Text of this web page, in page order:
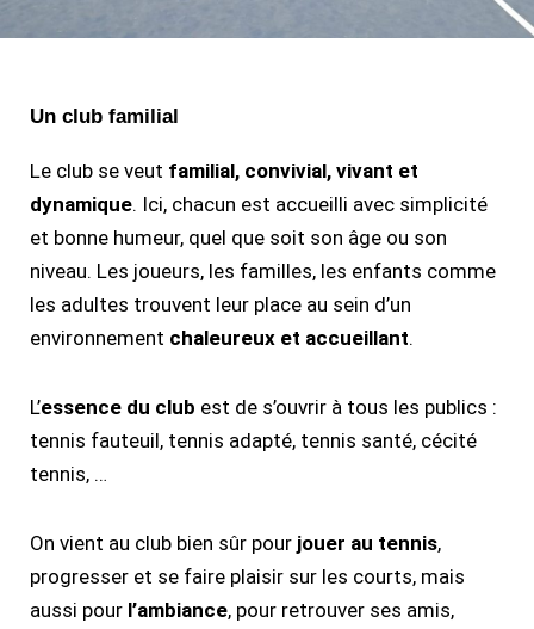
Un club familial
Le club se veut familial, convivial, vivant et
dynamique. Ici, chacun est accueilli avec simplicité
et bonne humeur, quel que soit son âge ou son
niveau. Les joueurs, les familles, les enfants comme
les adultes trouvent leur place au sein d’un
environnement chaleureux et accueillant.
L’essence du club est de s’ouvrir à tous les publics :
tennis fauteuil, tennis adapté, tennis santé, cécité
tennis, …
On vient au club bien sûr pour jouer au tennis,
progresser et se faire plaisir sur les courts, mais
aussi pour l’ambiance, pour retrouver ses amis,